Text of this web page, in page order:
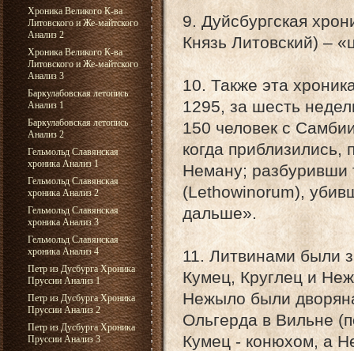
Хроника Великого К-ва
Литовского и Же-майтского
Анализ 2
Хроника Великого К-ва
Литовского и Же-майтского
Анализ 3
Баркулабовская летопись
Анализ 1
Баркулабовская летопись
Анализ 2
Гельмольд Славянская
хроника Анализ 1
Гельмольд Славянская
хроника Анализ 2
Гельмольд Славянская
хроника Анализ 3
Гельмольд Славянская
хроника Анализ 4
Петр из Дусбурга Хроника
Пруссии Анализ 1
Петр из Дусбурга Хроника
Пруссии Анализ 2
Петр из Дусбурга Хроника
Пруссии Анализ 3
9. Дуйсбургская
Князь Литовский) –
10. Также эта
1295, за шесть
150 человек с
когда
Неману; разбуривши
(Lethowinorum),
дальше».
11. Литвинами были
Кумец, Круглец и
Нежыло были
Ольгерда в Вильне
Кумец - конюхом, а